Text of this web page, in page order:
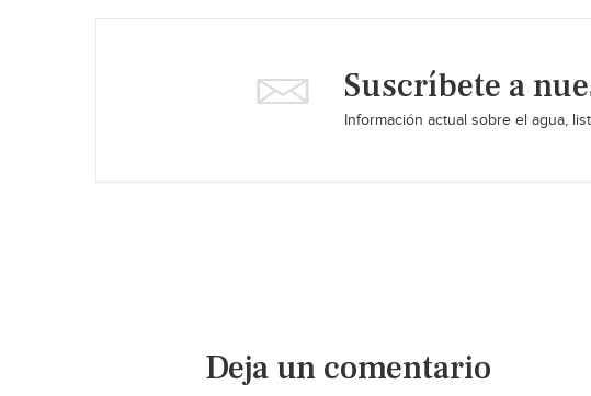
Suscríbete a
Información actual sobre el agua,
Deja un comentario